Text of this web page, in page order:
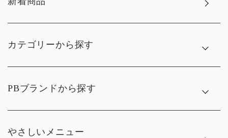
カテゴリーから探す
PBブランドから探す
やさしいメニュー